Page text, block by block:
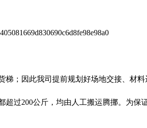
；因此我司提前规划好场地交接、材
过200公斤，均由人工搬运腾挪。为